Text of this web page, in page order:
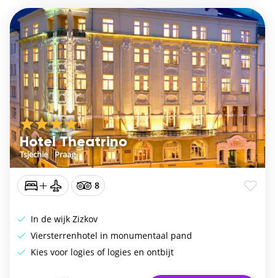
Hotel Theatrino
Tsjechie/Praag
8
In de wijk Zizkov
Viersterrenhotel in monumentaal pand
Kies voor logies of logies en ontbijt